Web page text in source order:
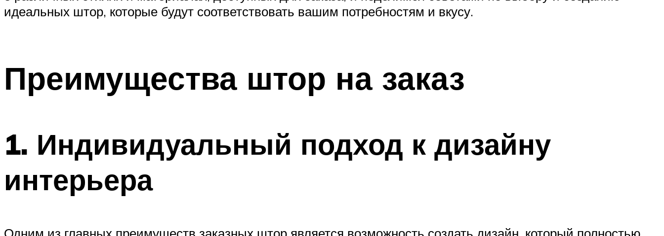
идеальных штор, которые будут соответствовать вашим потребностям и вкусу.
Преимущества штор на заказ
1. Индивидуальный подход к дизайну
интерьера